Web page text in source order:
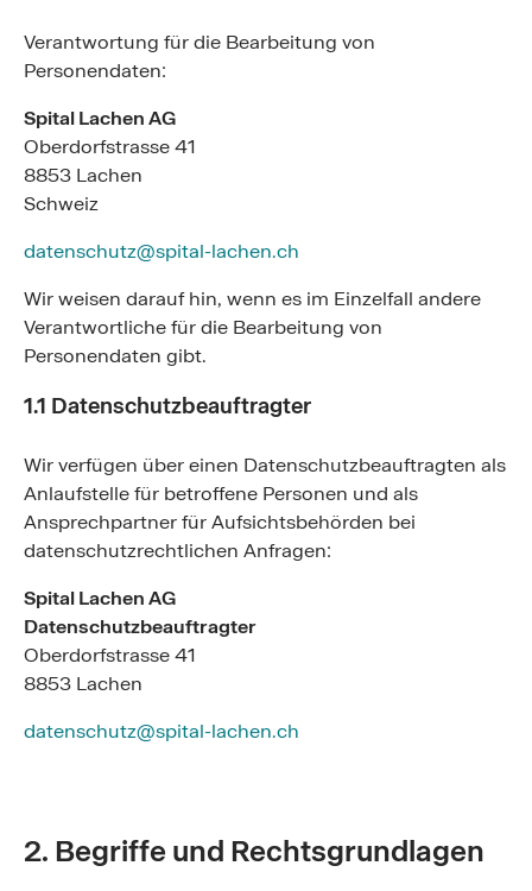
Verantwortung für die Bearbeitung von
Personendaten:
Spital Lachen AG
Oberdorfstrasse 41
8853 Lachen
Schweiz
datenschutz@spital-lachen.ch
Wir weisen darauf hin, wenn es im Einzelfall andere
Verantwortliche für die Bearbeitung von
Personendaten gibt.
1.1 Datenschutzbeauftragter
Wir verfügen über einen Datenschutzbeauftragten als
Anlaufstelle für betroffene Personen und als
Ansprechpartner für Aufsichtsbehörden bei
datenschutzrechtlichen Anfragen:
Spital Lachen AG
Datenschutzbeauftragter
Oberdorfstrasse 41
8853 Lachen
datenschutz@spital-lachen.ch
2. Begriffe und Rechtsgrundlagen